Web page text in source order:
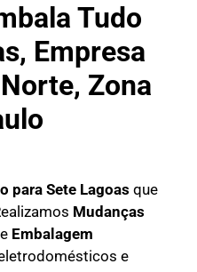
Tudo
Empresa
Zona
para Sete Lagoas que
Mudanças
Embalagem
e